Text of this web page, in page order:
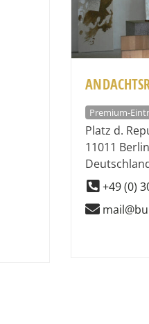
Premium-
Platz d.
11011 Berlin
+49 (0)